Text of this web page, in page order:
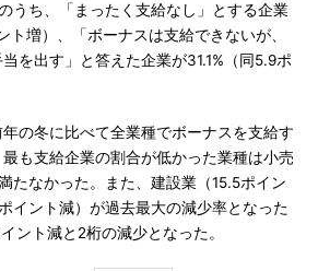
うち、「まったく支給なし」とする企業
ト増）、「ボーナスは支給できないが、
を出す」と答えた企業が31.1%（同5.9ポ
の冬に比べて全業種でボーナスを支給す
も支給企業の割合が低かった業種は小売
たなかった。また、建設業（15.5ポイン
イント減）が過去最大の減少率となった
ント減と2桁の減少となった。